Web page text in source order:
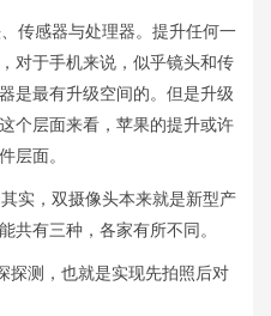
传感器与处理器。提升任何一
对于手机来说，似乎镜头和传
是最有升级空间的。但是升级
个层面来看，苹果的提升或许
层面。
实，双摄像头本来就是新型产
共有三种，各家有所不同。
测，也就是实现先拍照后对